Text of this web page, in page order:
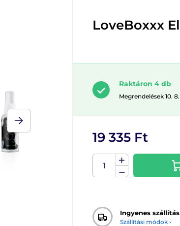
LoveBoxxx
Raktáron 4 db
Megrendelések 10.
19 335 Ft
Ingyenes szállítás
Szállítási módok ›